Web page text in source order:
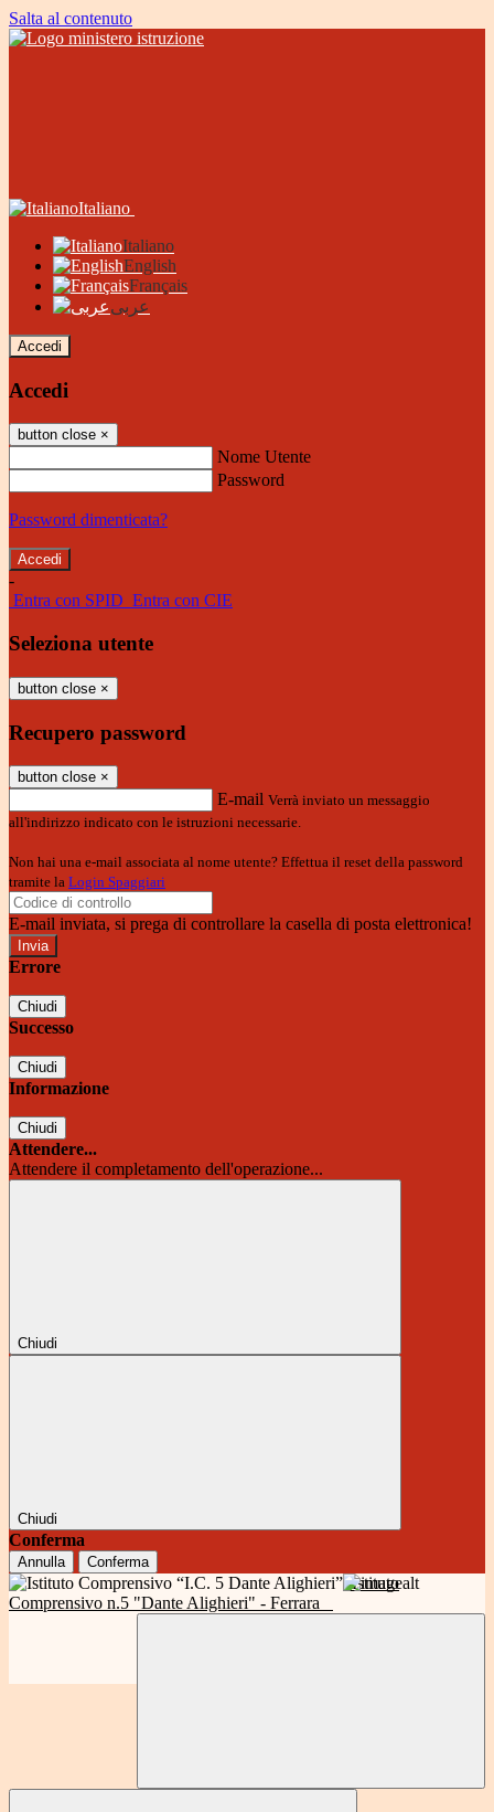
Salta al contenuto
Italiano
Italiano
English
Français
عربى
Accedi
Accedi
button close ×
Nome Utente
Password
Password dimenticata?
-
Entra con SPID Entra con CIE
Seleziona utente
button close ×
Recupero password
button close ×
E-mail Verrà inviato un messaggio
all'indirizzo indicato con le istruzioni necessarie.
Non hai una e-mail associata al nome utente? Effettua il reset della password
tramite la Login Spaggiari
E-mail inviata, si prega di controllare la casella di posta elettronica!
Errore
Chiudi
Successo
Chiudi
Informazione
Chiudi
Attendere...
Attendere il completamento dell'operazione...
Chiudi
Chiudi
Conferma
Annulla Conferma
Istituto
Comprensivo n.5 "Dante Alighieri" - Ferrara